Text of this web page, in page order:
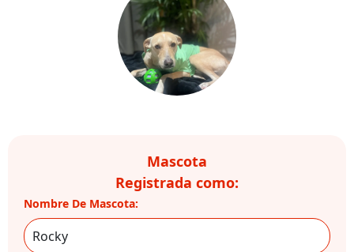
Mascota
Registrada como:
Nombre De Mascota: